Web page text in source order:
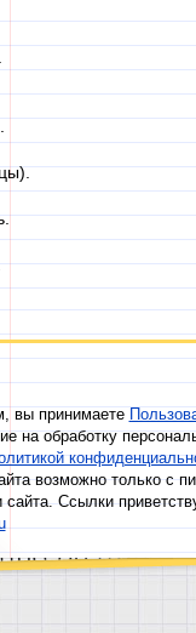
вы принимаете
на обработку
возможно только с
Ссылки